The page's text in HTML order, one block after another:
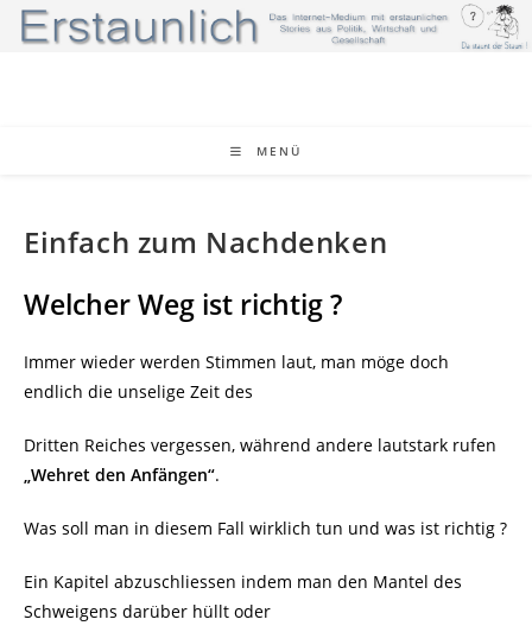
Zum
Inhalt
MENÜ
Einfach zum Nachdenken
Welcher Weg ist richtig ?
Immer wieder werden Stimmen laut, man möge doch
endlich die unselige Zeit des
Dritten Reiches vergessen, während andere lautstark rufen
„Wehret den Anfängen“.
Was soll man in diesem Fall wirklich tun und was ist richtig ?
Ein Kapitel abzuschliessen indem man den Mantel des
Schweigens darüber hüllt oder